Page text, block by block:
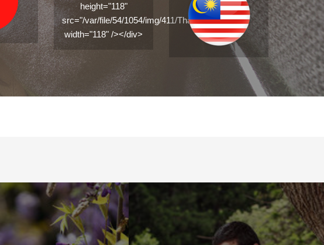
height="118"
src="/var/file/54/1054/img/411/Thailand.png"
width="118" /></div>